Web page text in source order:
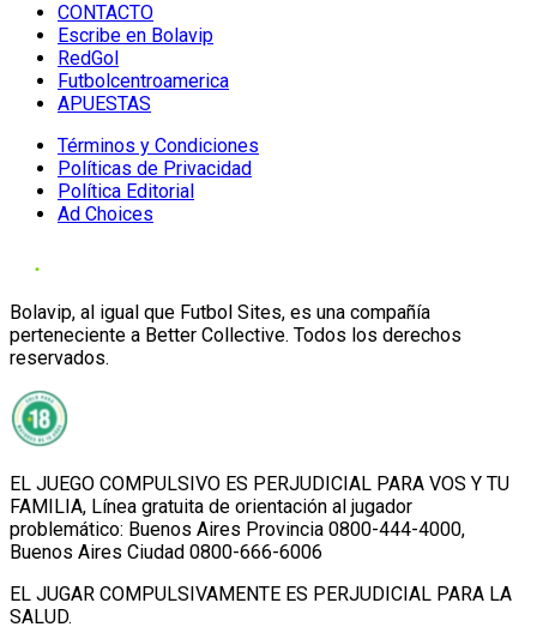
CONTACTO
Escribe en Bolavip
RedGol
Futbolcentroamerica
APUESTAS
Términos y Condiciones
Políticas de Privacidad
Política Editorial
Ad Choices
Bolavip, al igual que Futbol Sites, es una compañía
perteneciente a Better Collective. Todos los derechos
reservados.
EL JUEGO COMPULSIVO ES PERJUDICIAL PARA VOS Y TU
FAMILIA, Línea gratuita de orientación al jugador
problemático: Buenos Aires Provincia 0800-444-4000,
Buenos Aires Ciudad 0800-666-6006
EL JUGAR COMPULSIVAMENTE ES PERJUDICIAL PARA LA
SALUD.